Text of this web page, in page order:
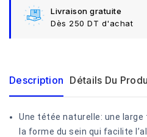
Livraison gratuite
Dès 250 DT d'achat
Description Détails Du
Une tétée naturelle: une
la forme du sein qui facilite